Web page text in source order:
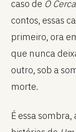
caso de O
contos, essas
primeiro, ora
que nunca
outro, sob a
morte.
É essa